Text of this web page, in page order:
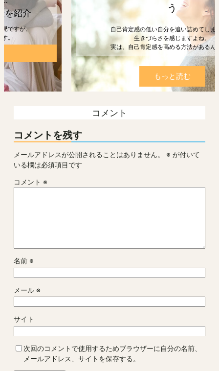
う
自己肯定感の低い自分を追い詰めてしまうと、
生きづらさを感じますよね。
実は、自己肯定感を高める方法があるんです。
もっと読む
コメント
コメントを残す
メールアドレスが公開されることはありません。 ※ が付いて
いる欄は必須項目です
コメント ※
名前 ※
メール ※
サイト
次回のコメントで使用するためブラウザーに自分の名前、
メールアドレス、サイトを保存する。